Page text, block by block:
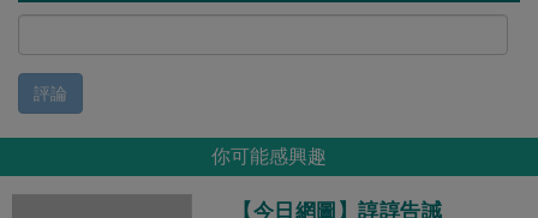
評論
你可能感興趣
【今日網圖】諄諄告誡